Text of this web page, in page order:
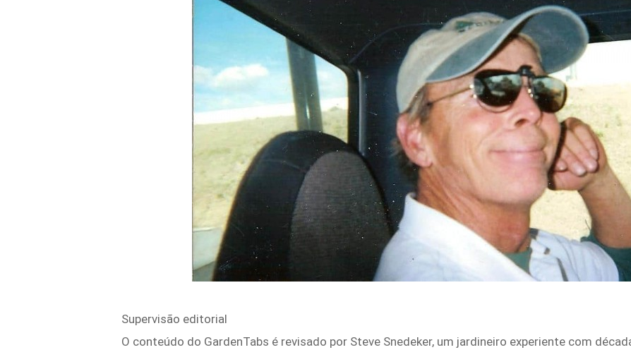
Supervisão editorial
O conteúdo do GardenTabs é revisado por Steve Snedeker, um jardineiro experiente com